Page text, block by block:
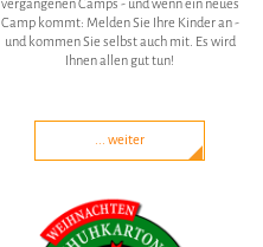
vergangenen Camps - und wenn ein neues
Camp kommt: Melden Sie Ihre Kinder an -
und kommen Sie selbst auch mit. Es wird
Ihnen allen gut tun!
... weiter